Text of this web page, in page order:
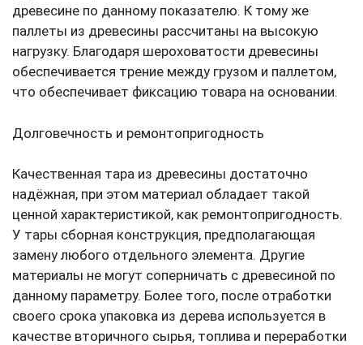
древесине по данному показателю. К тому же
паллеты из древесины рассчитаны на высокую
нагрузку. Благодаря шероховатости древесины
обеспечивается трение между грузом и паллетом,
что обеспечивает фиксацию товара на основании.
Долговечность и ремонтопригодность
Качественная тара из древесины достаточно
надёжная, при этом материал обладает такой
ценной характеристикой, как ремонтопригодность.
У тары сборная конструкция, предполагающая
замену любого отдельного элемента. Другие
материалы не могут соперничать с древесиной по
данному параметру. Более того, после отработки
своего срока упаковка из дерева используется в
качестве вторичного сырья, топлива и переработки